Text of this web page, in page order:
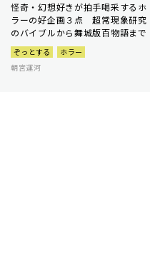
怪奇・幻想好きが拍手喝采するホ
ラーの好企画３点 超常現象研究
のバイブルから舞城版百物語まで
ぞっとする
ホラー
朝宮運河